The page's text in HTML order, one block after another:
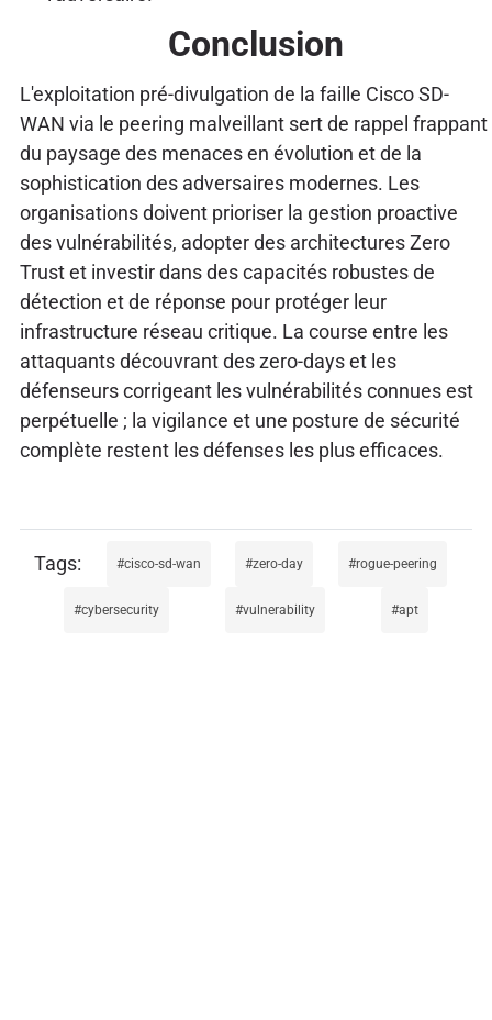
Conclusion
L'exploitation pré-divulgation de la faille Cisco SD-
WAN via le peering malveillant sert de rappel frappant
du paysage des menaces en évolution et de la
sophistication des adversaires modernes. Les
organisations doivent prioriser la gestion proactive
des vulnérabilités, adopter des architectures Zero
Trust et investir dans des capacités robustes de
détection et de réponse pour protéger leur
infrastructure réseau critique. La course entre les
attaquants découvrant des zero-days et les
défenseurs corrigeant les vulnérabilités connues est
perpétuelle ; la vigilance et une posture de sécurité
complète restent les défenses les plus efficaces.
cisco-sd-wan zero-day rogue-peering
cybersecurity vulnerability apt